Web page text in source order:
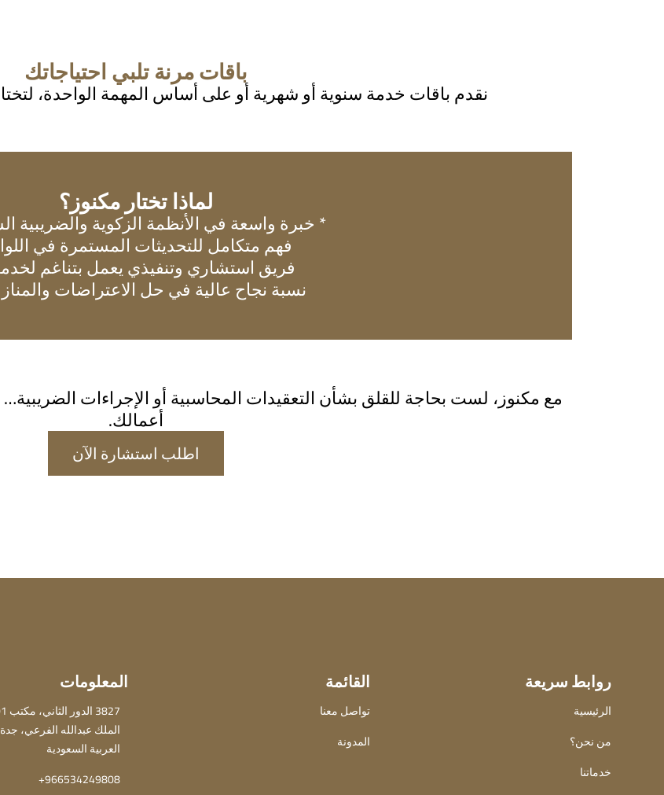
باقات مرنة تلبي احتياجاتك
نقدم باقات خدمة سنوية أو شهرية أو على أساس المهمة الواحدة،
لماذا تختار مكنوز؟
* خبرة واسعة في الأنظمة الزكوية والضريبية
فهم متكامل للتحديثات المستمرة في
فريق استشاري وتنفيذي يعمل بتناغم
نسبة نجاح عالية في حل الاعتراضات
مع مكنوز، لست بحاجة للقلق بشأن التعقيدات المحاسبية أو الإجراءات
أعمالك.
اطلب استشارة الآن
روابط سريعة
الرئيسية
من نحن؟
خدماتنا
القائمة
تواصل معنا
المدونة
المعلومات
العربية السعودية
966534249808+